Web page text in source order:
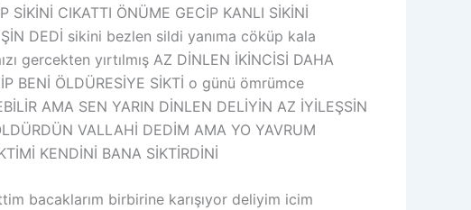
SİKİNİ CIKATTI ÖNÜME GECİP KANLI SİKİNİ
DEDİ sikini bezlen sildi yanıma cöküp kala
gercekten yırtılmış AZ DİNLEN İKİNCİSİ DAHA
BENİ ÖLDÜRESİYE SİKTİ o günü ömrümce
AMA SEN YARIN DİNLEN DELİYİN AZ İYİLEŞSİN
VALLAHİ DEDİM AMA YO YAVRUM
KENDİNİ BANA SİKTİRDİNİ
bacaklarım birbirine karışıyor deliyim icim